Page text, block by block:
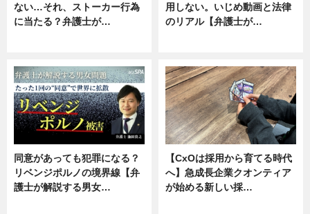
ない…それ、ストーカー行為
に当たる？弁護士が…
用しない。いじめ動画と法律
のリアル【弁護士が…
同意があっても犯罪になる？
リベンジポルノの境界線【弁
護士が解説する男女…
【CxOは採用から育てる時代
へ】急成長企業クオンティア
が始める新しい採…